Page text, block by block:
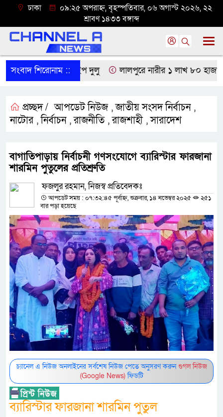
ঢাকা
০৯:২৫ অপরাহ্ন, বৃহস্পতিবার, ০৬ অগাস্ট ২০২৬, ২২
শ্রাবণ ১৪৩৩ বঙ্গাব্দ
সংবাদ শিরোনাম ::
হবে না: নাটোরে হুইপ দুলু লালপুরে নারীর ১ লাখ ৮০ হাজার
প্রচ্ছদ / আপডেট নিউজ ,জাতীয় সংসদ নির্বাচন ,
নাটোর ,নির্বাচন ,রাজনীতি ,রাজশাহী ,সারাদেশ
বাগাতিপাড়ায় নির্বাচনী গণসংযোগে ব্যারিস্টার ফারজানা
শারমিন পুতুলের প্রতিশ্রুতি
ফজলুর রহমান, নিজস্ব প্রতিবেদকঃ
আপডেট সময় : ০৭:৩২:৪৫ পূর্বাহ্ন, শুক্রবার, ১৪ নভেম্বর ২০২৫
২৫১
বার পড়া হয়েছে
চ্যানেল এ নিউজ অনলাইনের সর্বশেষ নিউজ পেতে অনুসরণ করুনগুগল নিউজ
(Google News)ফিডটি
ব্যারিস্টার ফারজানা শারমিন পুতুল